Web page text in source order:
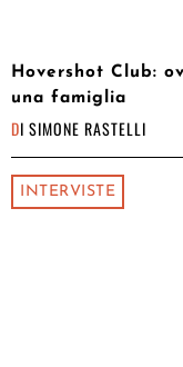
Hovershot Club:
una famiglia
DI SIMONE RASTELLI
INTERVISTE